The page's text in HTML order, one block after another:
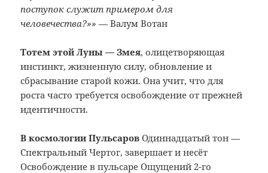
поступок служит примером для
человечества?»»— Валум Вотан
Тотем этой Луны — Змея, олицетворяющая
инстинкт, жизненную силу, обновление и
сбрасывание старой кожи. Она учит, что для
роста часто требуется освобождение от прежней
идентичности.
В космологии Пульсаров Одиннадцатый тон—
Спектральный Чертог, завершает и несёт
Освобождение в пульсаре Ощущений 2-го